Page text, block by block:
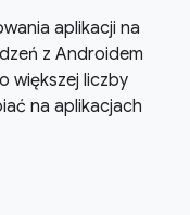
aplikacji na
z Androidem
większej liczby
na aplikacjach